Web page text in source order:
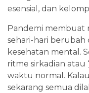
esensial, dan
Pandemi membuat
sehari-hari berubah
kesehatan mental.
ritme sirkadian atau
waktu normal.
sekarang semua